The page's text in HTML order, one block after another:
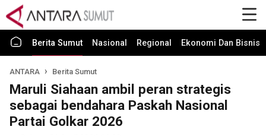
Berita Sumut Nasional Regional Ekonomi Dan Bisnis
ANTARA Berita Sumut
Maruli Siahaan ambil peran strategis
sebagai bendahara Paskah Nasional
Partai Golkar 2026